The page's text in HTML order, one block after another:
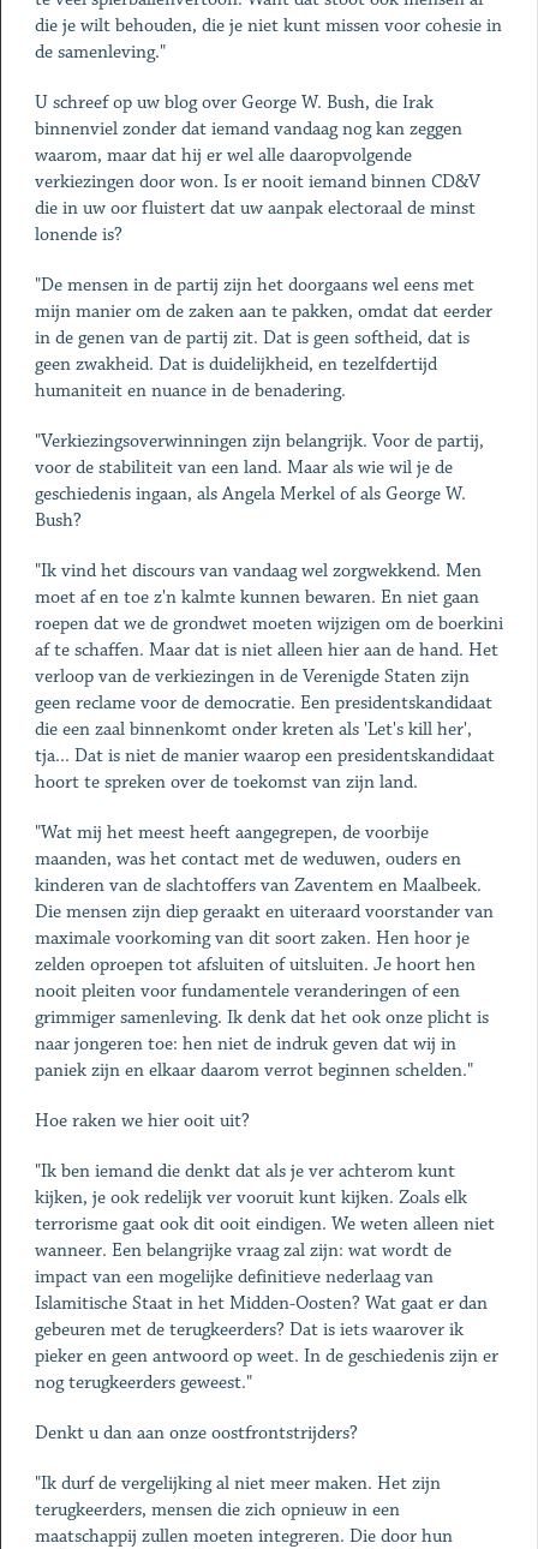
die je wilt behouden, die je niet kunt missen voor cohesie in
de samenleving."
U schreef op uw blog over George W. Bush, die Irak
binnenviel zonder dat iemand vandaag nog kan zeggen
waarom, maar dat hij er wel alle daaropvolgende
verkiezingen door won. Is er nooit iemand binnen CD&V
die in uw oor fluistert dat uw aanpak electoraal de minst
lonende is?
"De mensen in de partij zijn het doorgaans wel eens met
mijn manier om de zaken aan te pakken, omdat dat eerder
in de genen van de partij zit. Dat is geen softheid, dat is
geen zwakheid. Dat is duidelijkheid, en tezelfdertijd
humaniteit en nuance in de benadering.
"Verkiezingsoverwinningen zijn belangrijk. Voor de partij,
voor de stabiliteit van een land. Maar als wie wil je de
geschiedenis ingaan, als Angela Merkel of als George W.
Bush?
"Ik vind het discours van vandaag wel zorgwekkend. Men
moet af en toe z'n kalmte kunnen bewaren. En niet gaan
roepen dat we de grondwet moeten wijzigen om de boerkini
af te schaffen. Maar dat is niet alleen hier aan de hand. Het
verloop van de verkiezingen in de Verenigde Staten zijn
geen reclame voor de democratie. Een presidentskandidaat
die een zaal binnenkomt onder kreten als 'Let's kill her',
tja... Dat is niet de manier waarop een presidentskandidaat
hoort te spreken over de toekomst van zijn land.
"Wat mij het meest heeft aangegrepen, de voorbije
maanden, was het contact met de weduwen, ouders en
kinderen van de slachtoffers van Zaventem en Maalbeek.
Die mensen zijn diep geraakt en uiteraard voorstander van
maximale voorkoming van dit soort zaken. Hen hoor je
zelden oproepen tot afsluiten of uitsluiten. Je hoort hen
nooit pleiten voor fundamentele veranderingen of een
grimmiger samenleving. Ik denk dat het ook onze plicht is
naar jongeren toe: hen niet de indruk geven dat wij in
paniek zijn en elkaar daarom verrot beginnen schelden."
Hoe raken we hier ooit uit?
"Ik ben iemand die denkt dat als je ver achterom kunt
kijken, je ook redelijk ver vooruit kunt kijken. Zoals elk
terrorisme gaat ook dit ooit eindigen. We weten alleen niet
wanneer. Een belangrijke vraag zal zijn: wat wordt de
impact van een mogelijke definitieve nederlaag van
Islamitische Staat in het Midden-Oosten? Wat gaat er dan
gebeuren met de terugkeerders? Dat is iets waarover ik
pieker en geen antwoord op weet. In de geschiedenis zijn er
nog terugkeerders geweest."
Denkt u dan aan onze oostfrontstrijders?
"Ik durf de vergelijking al niet meer maken. Het zijn
terugkeerders, mensen die zich opnieuw in een
maatschappij zullen moeten integreren. Die door hun